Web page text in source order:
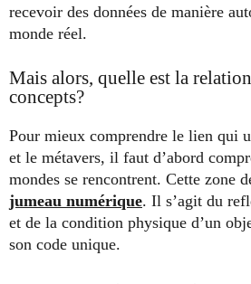
recevoir des données de manière
monde réel.
Mais alors, quelle est la
concepts?
Pour mieux comprendre le lien qui
et le métavers, il faut d’abord
mondes se rencontrent. Cette zone
jumeau numérique. Il s’agit du
et de la condition physique d’un
son code unique.